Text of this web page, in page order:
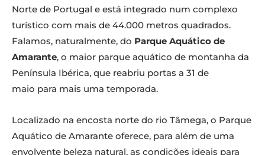
Norte de Portugal e está integrado num complexo
turístico com mais de 44.000 metros quadrados.
Falamos, naturalmente, do Parque Aquático de
Amarante, o maior parque aquático de montanha da
Península Ibérica, que reabriu portas a 31 de
maio para mais uma temporada.
Localizado na encosta norte do rio Tâmega, o Parque
Aquático de Amarante oferece, para além de uma
envolvente beleza natural, as condições ideais para